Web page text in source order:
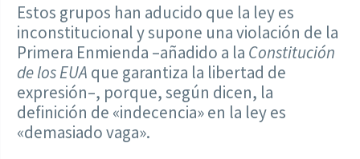
Estos grupos han aducido que la ley es
inconstitucional y supone una violación de la
Primera Enmienda –añadido a la Constitución
de los EUA que garantiza la libertad de
expresión–, porque, según dicen, la
definición de «indecencia» en la ley es
«demasiado vaga».